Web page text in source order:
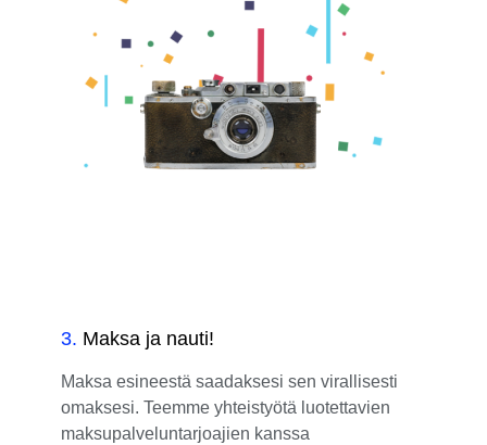
3. Maksa ja nauti!
Maksa esineestä saadaksesi sen virallisesti
omaksesi. Teemme yhteistyötä luotettavien
maksupalveluntarjoajien kanssa